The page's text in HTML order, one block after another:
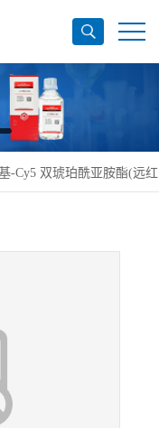
-Cy5 双琥珀酰亚胺酯(远红